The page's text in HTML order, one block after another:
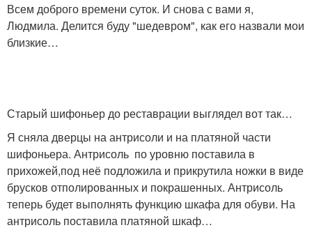
Всем доброго времени суток. И снова с вами я,
Людмила. Делится буду "шедевром", как его назвали мои
близкие…
Старый шифоньер до реставрации выглядел вот так…
Я сняла дверцы на антрисоли и на платяной части
шифоньера. Антрисоль по уровню поставила в
прихожей,под неё подложила и прикрутила ножки в виде
брусков отполированных и покрашенных. Антрисоль
теперь будет выполнять функцию шкафа для обуви. На
антрисоль поставила платяной шкаф…